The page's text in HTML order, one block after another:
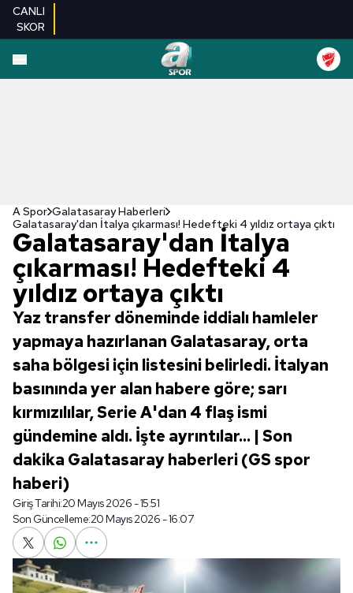
CANLI
SKOR
A Spor Galatasaray Haberleri
Galatasaray'dan İtalya çıkarması! Hedefteki 4 yıldız ortaya çıktı
Galatasaray'dan İtalya
çıkarması! Hedefteki 4
yıldız ortaya çıktı
Yaz transfer döneminde iddialı hamleler
yapmaya hazırlanan Galatasaray, orta
saha bölgesi için listesini belirledi. İtalyan
basınında yer alan habere göre; sarı
kırmızılılar, Serie A'dan 4 flaş ismi
gündemine aldı. İşte ayrıntılar... | Son
dakika Galatasaray haberleri (GS spor
haberi)
Giriş Tarihi:20 Mayıs 2026 - 15:51
Son Güncelleme:20 Mayıs 2026 - 16:07